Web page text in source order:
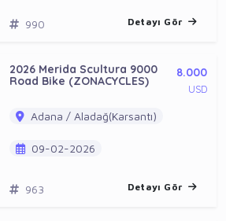
990 Detayı Gör
2026 Merida Scultura 9000
Road Bike (ZONACYCLES)
8.000
USD
Adana / Aladağ(Karsantı)
09-02-2026
963 Detayı Gör